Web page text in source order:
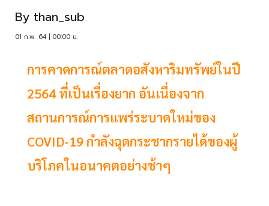
By than_sub
01 ก.พ. 64 | 00:00 น.
การคาดการณ์ตลาดอสังหาริมทรัพย์ในปี
2564 ที่เป็นเรื่องยาก อันเนื่องจาก
สถานการณ์การแพร่ระบาดใหม่ของ
COVID-19 กำลังฉุดกระชากรายได้ของผู้
บริโภคในอนาคตอย่างช้าๆ